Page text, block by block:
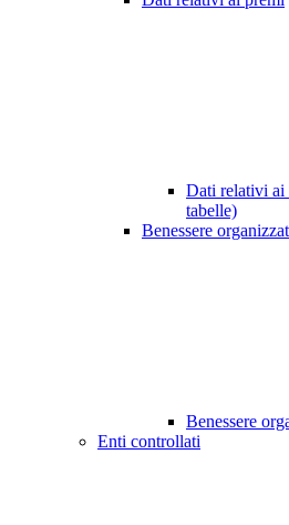
Dati relativi ai
tabelle)
Benessere
Benessere
Enti controllati